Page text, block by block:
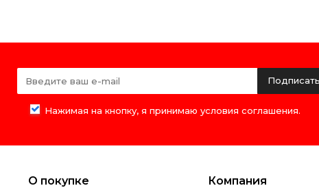
Нажимая на кнопку, я принимаю условия соглашения.
О покупке Компания